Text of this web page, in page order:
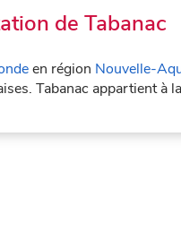
de Tabanac
en région Nouvelle-
Tabanac appartient à la